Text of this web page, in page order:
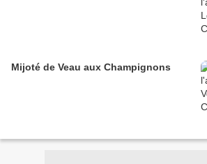
Mijoté de Veau aux Champignons